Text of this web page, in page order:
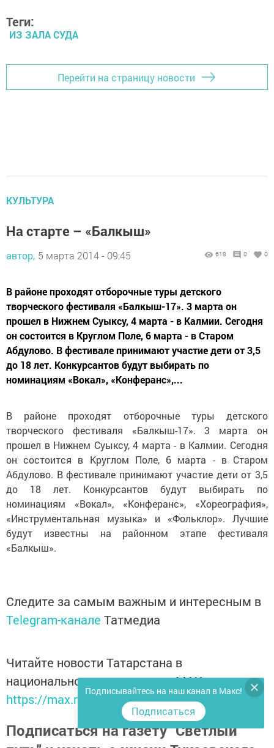
Теги:
ИЗ ЗАЛА СУДА
Перейти на страницу новости
КУЛЬТУРА
На старте – «Балкыш»
автор, 5 марта 2014 - 09:45 618 0 0
В районе проходят отборочные туры детского
творческого фестиваля «Балкыш-17». 3 марта он
прошел в Нижнем Суыксу, 4 марта - в Калмии. Сегодня
он состоится в Круглом Поле, 6 марта - в Старом
Абдулово. В фестивале принимают участие дети от 3,5
до 18 лет. Конкурсантов будут выбирать по
номинациям «Вокал», «Конферанс»,...
В районе проходят отборочные туры детского
творческого фестиваля «Балкыш-17». 3 марта он
прошел в Нижнем Суыксу, 4 марта - в Калмии. Сегодня
он состоится в Круглом Поле, 6 марта - в Старом
Абдулово. В фестивале принимают участие дети от 3,5
до 18 лет. Конкурсантов будут выбирать по
номинациям «Вокал», «Конферанс», «Хореография»,
«Инструментальная музыка» и «Фольклор». Лучшие
будут известны на районном этапе фестиваля
«Балкыш».
Следите за самым важным и интересным в
Telegram-канале Татмедиа
Читайте новости Татарстана в
национальном мессенджере MАХ:
https://max.ru/tatmedia
Подписаться на газету "Светлый
Подписывайтесь на наш канал в Макс!
Подписаться